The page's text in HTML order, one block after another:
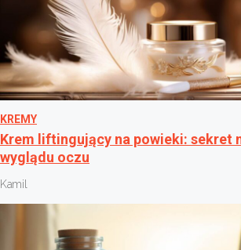
KREMY
Krem liftingujący na powieki: sekret
wyglądu oczu
Kamil